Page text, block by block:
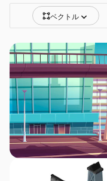
ベクトル